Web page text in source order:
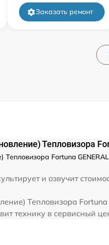
Заказать ремонт
Тепловизора
Тепловизора Fortuna
и озвучит
Тепловизора
технику в сервисный